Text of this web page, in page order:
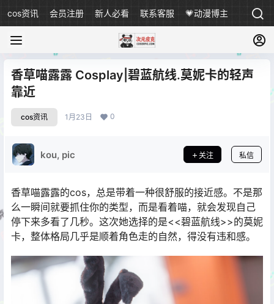
cos资讯 会员注册 新人必看 联系客服 💗动漫博主
香草喵露露 Cosplay|碧蓝航线.莫妮卡的轻声
靠近
cos资讯 1月23日 0
kou, pic 关注 私信
香草喵露露的cos，总是带着一种很舒服的接近感。不是那
么一瞬间就要抓住你的类型，而是看着喵，就会发现自己
停下来多看了几秒。这次她选择的是<<碧蓝航线>>的莫妮
卡，整体格局几乎是顺着角色走的自然，得没有违和感。